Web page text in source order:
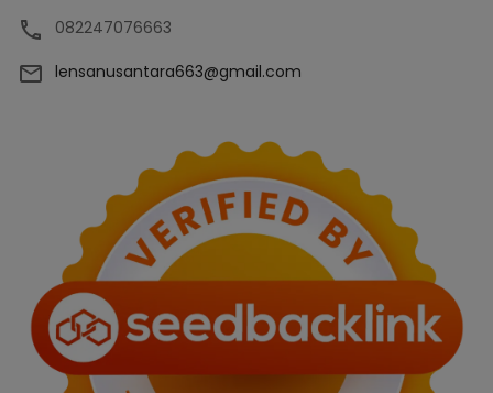
082247076663
lensanusantara663@gmail.com